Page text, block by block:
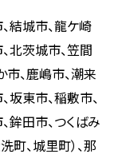
結城市、龍ケ崎
北茨城市、笠間
市、鹿嶋市、潮来
坂東市、稲敷市、
鉾田市、つくばみ
町、城里町）、那